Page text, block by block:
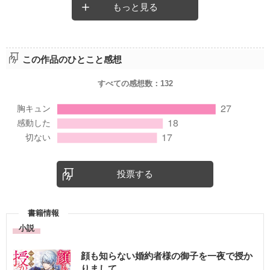
もっと見る
この作品のひとこと感想
すべての感想数： 132
投票する
書籍情報
小説
顔も知らない婚約者様の御子を一夜で授か